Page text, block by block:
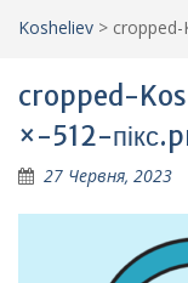
Kosheliev > cropped-
cropped-
×-512-
27 Червня, 2023